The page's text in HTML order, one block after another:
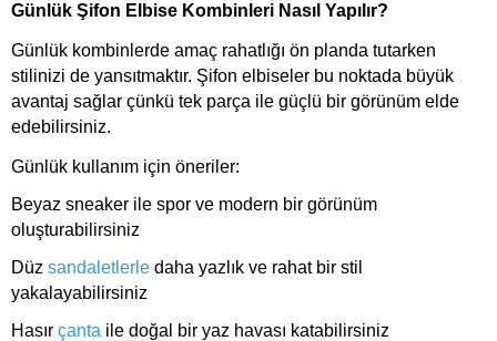
Günlük Şifon Elbise Kombinleri Nasıl Yapılır?
Günlük kombinlerde amaç rahatlığı ön planda tutarken
stilinizi de yansıtmaktır. Şifon elbiseler bu noktada büyük
avantaj sağlar çünkü tek parça ile güçlü bir görünüm elde
edebilirsiniz.
Günlük kullanım için öneriler:
Beyaz sneaker ile spor ve modern bir görünüm
oluşturabilirsiniz
Düz sandaletlerle daha yazlık ve rahat bir stil
yakalayabilirsiniz
Hasır çanta ile doğal bir yaz havası katabilirsiniz